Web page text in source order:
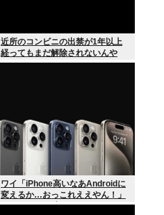
近所のコンビニの出禁が1年以上
経ってもまだ解除されないんや
が…
ワイ「iPhone高いなあAndroidに
変えるか…おっこれええやん！」
→iPhoneより高い